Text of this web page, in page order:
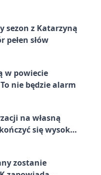
sezon z Katarzyną
pełen słów
w powiecie
nie będzie alarm
na własną
się wysoką
zostanie